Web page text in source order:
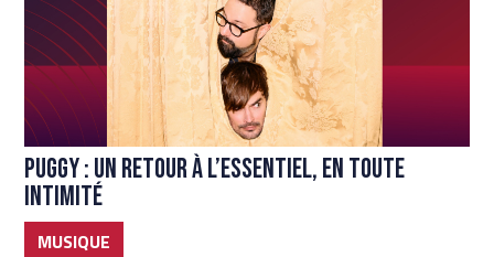
Puggy : un retour à l’essentiel, en toute
intimité
MUSIQUE